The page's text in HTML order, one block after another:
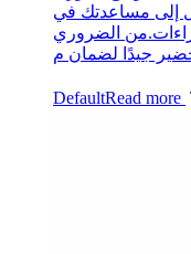
إلى مساعدتك في
الضروري
DefaultRead more